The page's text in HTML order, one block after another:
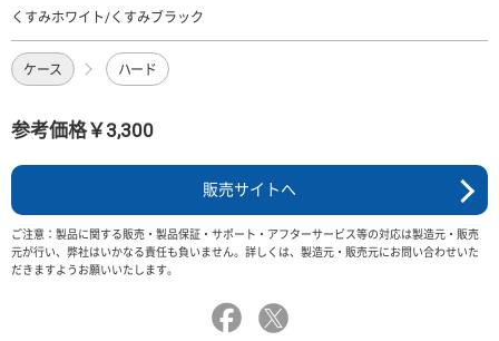
くすみホワイト/くすみブラック
ケース ハード
参考価格￥3,300
販売サイトへ
ご注意：製品に関する販売・製品保証・サポート・アフターサービス等の対応は製造元・販売
元が行い、弊社はいかなる責任も負いません。詳しくは、製造元・販売元にお問い合わせいた
だきますようお願いいたします。